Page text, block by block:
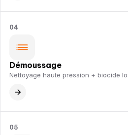
04
Démoussage
Nettoyage haute pression + biocide
05